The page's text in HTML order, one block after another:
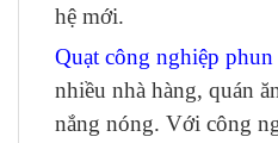
hệ mới.
Quạt công nghiệp phun
nhiều nhà hàng, quán
nắng nóng. Với công